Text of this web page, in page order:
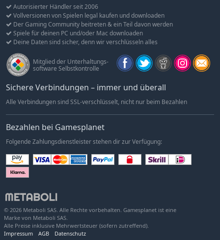
Autorisierter Händler seit 2006
Vollversionen von Spielen legal kaufen und downloaden
Der Gaming Community beitreten & ein Teil davon werden
Spiele für deinen PC und/oder Mac downloaden
Deine Daten sind sicher, denn wir verschlüsseln alles
Mitglied der Unterhaltungs-
software Selbstkontrolle
Sichere Verbindungen – immer und überall
Alle Verbindungen sind SSL-verschlüsselt, nicht nur beim Bezahlen
Bezahlen bei Gamesplanet
Folgende Zahlungsdienstleister stehen dir zur Verfügung:
© 2026 Metaboli SAS. Alle Rechte vorbehalten. Gamesplanet ist eine
Marke von Metaboli SAS.
Alle Preise inklusive Mehrwertsteuer (sofern zutreffend).
Impressum
AGB Datenschutz